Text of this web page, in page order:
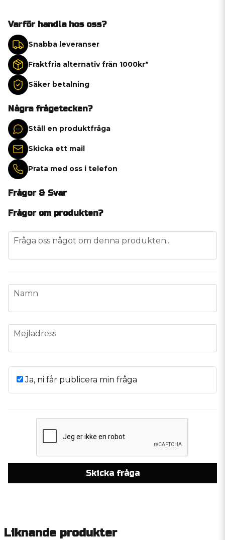
Varför handla hos oss?
Snabba leveranser
Fraktfria alternativ från 1000kr*
Säker betalning
Några frågetecken?
Ställ en produktfråga
Skicka ett mail
Prata med oss i telefon
Frågor & Svar
Frågor om produkten?
question
Fråga oss något om denna produkten...
name
Namn
email
Mejladress
Ja, ni får publicera min fråga
Skicka fråga
Liknande produkter